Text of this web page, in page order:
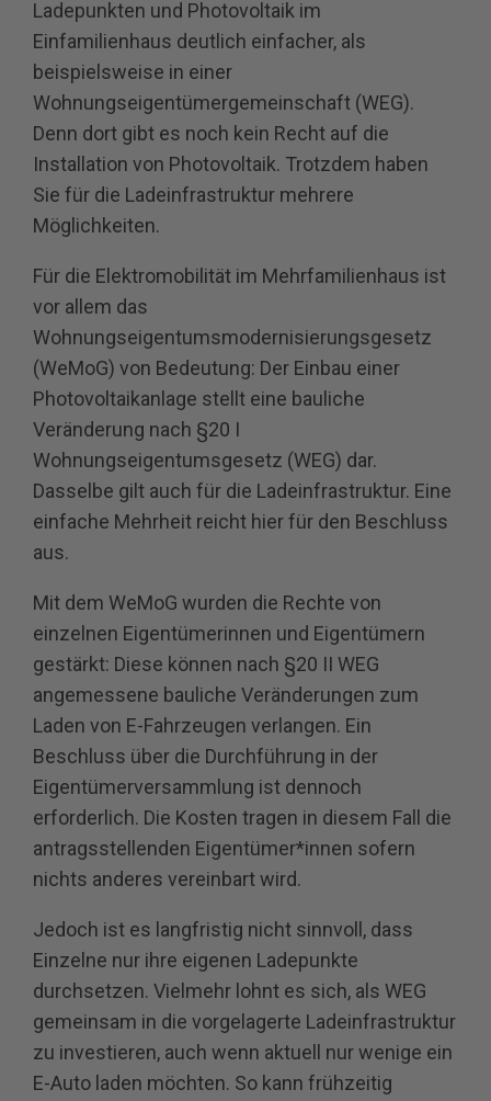
Ladepunkten und Photovoltaik im
Einfamilienhaus deutlich einfacher, als
beispielsweise in einer
Wohnungseigentümergemeinschaft (WEG).
Denn dort gibt es noch kein Recht auf die
Installation von Photovoltaik. Trotzdem haben
Sie für die Ladeinfrastruktur mehrere
Möglichkeiten.
Für die Elektromobilität im Mehrfamilienhaus ist
vor allem das
Wohnungseigentumsmodernisierungsgesetz
(WeMoG) von Bedeutung: Der Einbau einer
Photovoltaikanlage stellt eine bauliche
Veränderung nach §20 I
Wohnungseigentumsgesetz (WEG) dar.
Dasselbe gilt auch für die Ladeinfrastruktur. Eine
einfache Mehrheit reicht hier für den Beschluss
aus.
Mit dem WeMoG wurden die Rechte von
einzelnen Eigentümerinnen und Eigentümern
gestärkt: Diese können nach §20 II WEG
angemessene bauliche Veränderungen zum
Laden von E-Fahrzeugen verlangen. Ein
Beschluss über die Durchführung in der
Eigentümerversammlung ist dennoch
erforderlich. Die Kosten tragen in diesem Fall die
antragsstellenden Eigentümer*innen sofern
nichts anderes vereinbart wird.
Jedoch ist es langfristig nicht sinnvoll, dass
Einzelne nur ihre eigenen Ladepunkte
durchsetzen. Vielmehr lohnt es sich, als WEG
gemeinsam in die vorgelagerte Ladeinfrastruktur
zu investieren, auch wenn aktuell nur wenige ein
E-Auto laden möchten. So kann frühzeitig